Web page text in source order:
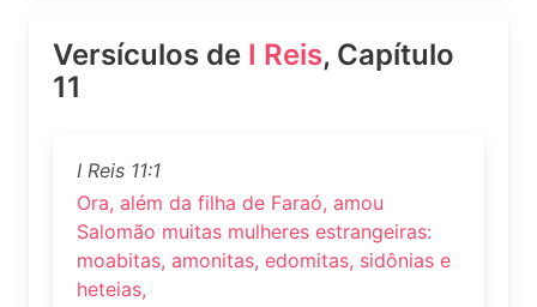
Versículos de I Reis, Capítulo
11
I Reis 11:1
Ora, além da filha de Faraó, amou
Salomão muitas mulheres estrangeiras:
moabitas, amonitas, edomitas, sidônias e
heteias,